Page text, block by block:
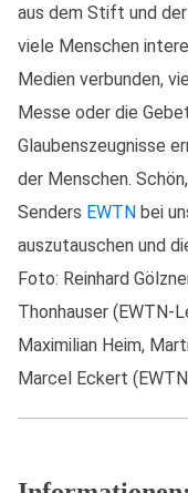
aus dem Stift und der
viele Menschen
Medien verbunden,
Messe oder die
Glaubenszeugnisse
der Menschen.
Senders EWTN bei
auszutauschen und
Foto: Reinhard
Thonhauser (EWTN-
Maximilian Heim,
Marcel Eckert